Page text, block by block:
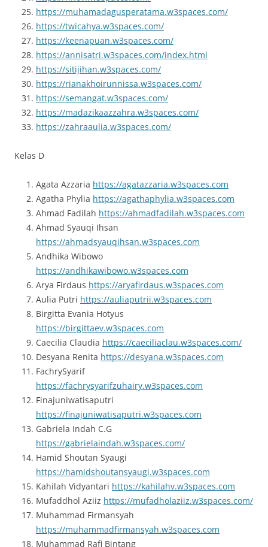
https://muhamadagusperatama.w3spaces.com/
https://twicahya.w3spaces.com/
https://keenapuan.w3spaces.com/
https://annisatri.w3spaces.com/index.html
https://sitijihan.w3spaces.com/
https://rianakhoirunnissa.w3spaces.com/
https://semangat.w3spaces.com/
https://madazikaazzahra.w3spaces.com/
https://zahraaulia.w3spaces.com/
Kelas D
Agata Azzaria https://agatazzaria.w3spaces.com
Agatha Phylia https://agathaphylia.w3spaces.com
Ahmad Fadilah https://ahmadfadilah.w3spaces.com
Ahmad Syauqi Ihsan
https://ahmadsyauqihsan.w3spaces.com
Andhika Wibowo
https://andhikawibowo.w3spaces.com
Arya Firdaus https://aryafirdaus.w3spaces.com
Aulia Putri https://auliaputrii.w3spaces.com
Birgitta Evania Hotyus
https://birgittaev.w3spaces.com
Caecilia Claudia https://caeciliaclau.w3spaces.com/
Desyana Renita https://desyana.w3spaces.com
FachrySyarif
https://fachrysyarifzuhairy.w3spaces.com
Finajuniwatisaputri
https://finajuniwatisaputri.w3spaces.com
Gabriela Indah C.G
https://gabrielaindah.w3spaces.com/
Hamid Shoutan Syaugi
https://hamidshoutansyaugi.w3spaces.com
Kahilah Vidyantari https://kahilahv.w3spaces.com
Mufaddhol Aziiz https://mufadholaziiz.w3spaces.com/
Muhammad Firmansyah
https://muhammadfirmansyah.w3spaces.com
Muhammad Rafi Bintang